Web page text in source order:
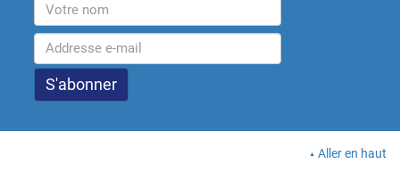
Aller en haut